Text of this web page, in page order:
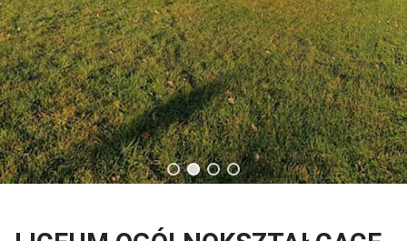
Technik budownictwa
Technik usług fryzjerskich